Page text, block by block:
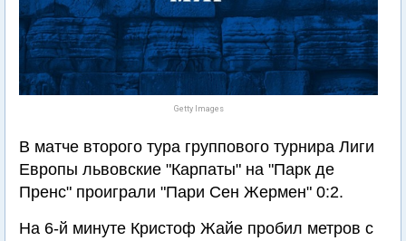
Getty Images
В матче второго тура группового турнира Лиги
Европы львовские "Карпаты" на "Парк де
Пренс" проиграли "Пари Сен Жермен" 0:2.
На 6-й минуте Кристоф Жайе пробил метров с